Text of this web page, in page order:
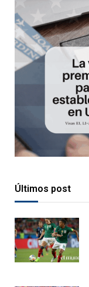
Últimos post